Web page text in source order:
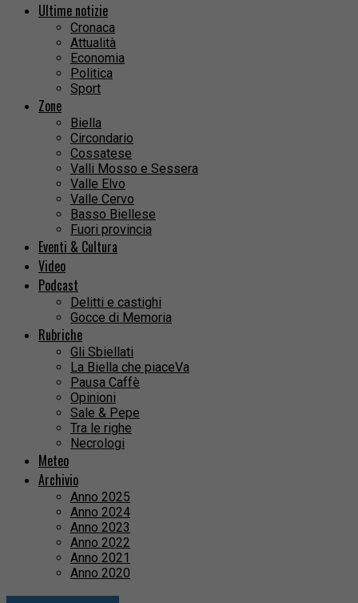
Ultime notizie
Cronaca
Attualità
Economia
Politica
Sport
Zone
Biella
Circondario
Cossatese
Valli Mosso e Sessera
Valle Elvo
Valle Cervo
Basso Biellese
Fuori provincia
Eventi & Cultura
Video
Podcast
Delitti e castighi
Gocce di Memoria
Rubriche
Gli Sbiellati
La Biella che piaceVa
Pausa Caffè
Opinioni
Sale & Pepe
Tra le righe
Necrologi
Meteo
Archivio
Anno 2025
Anno 2024
Anno 2023
Anno 2022
Anno 2021
Anno 2020